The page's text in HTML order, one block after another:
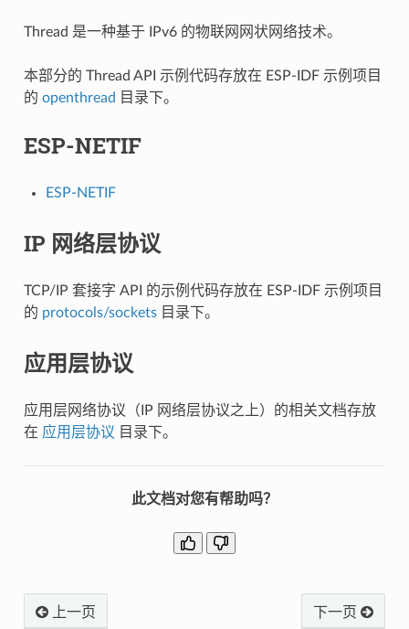
Thread 是一种基于 IPv6 的物联网网状网络技术。
本部分的 Thread API 示例代码存放在 ESP-IDF 示例项目
的 openthread 目录下。
ESP-NETIF
ESP-NETIF
IP 网络层协议
TCP/IP 套接字 API 的示例代码存放在 ESP-IDF 示例项目
的 protocols/sockets目录下。
应用层协议
应用层网络协议（IP 网络层协议之上）的相关文档存放
在 应用层协议 目录下。
此文档对您有帮助吗？
上一页 下一页